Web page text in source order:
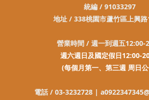
統編 / 91033297
地址 / 338桃園市蘆竹區上興
營業時間 / 週一到週五12:00-
週六週日及國定假日12:00-
(每個月第一、第三週 周日
電話 / 03-3232728 |